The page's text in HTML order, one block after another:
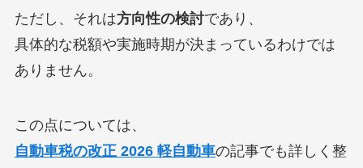
ただし、それは方向性の検討であり、
具体的な税額や実施時期が決まっているわけでは
ありません。
この点については、
自動車税の改正 2026 軽自動車の記事でも詳しく整